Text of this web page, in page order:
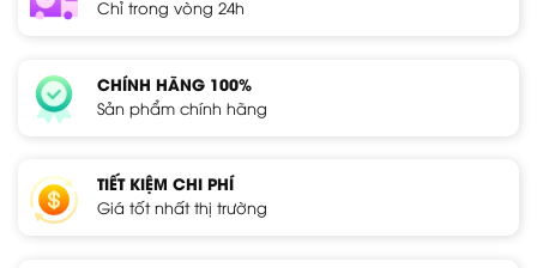
Chỉ trong vòng 24h
CHÍNH HÃNG 100%
Sản phẩm chính hãng
TIẾT KIỆM CHI PHÍ
Giá tốt nhất thị trường